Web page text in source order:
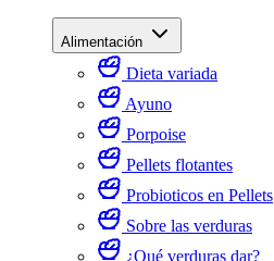
Alimentación
Dieta variada
Ayuno
Porpoise
Pellets flotantes
Probioticos en Pellets
Sobre las verduras
¿Qué verduras dar?